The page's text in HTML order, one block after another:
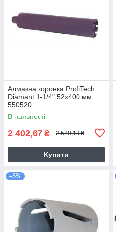
Алмазна коронка ProfiTech
Diamant 1-1/4" 52x400 мм
550520
В наявності
2 402,67 ₴ 2 529,13 ₴
Купити
–5%